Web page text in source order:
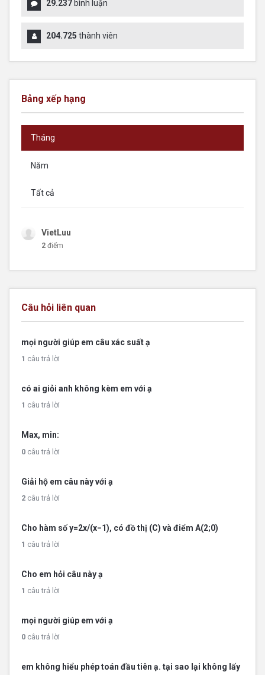
29.237 bình luận
204.725 thành viên
Bảng xếp hạng
Tháng
Năm
Tất cả
VietLuu
2 điểm
Câu hỏi liên quan
mọi người giúp em câu xác suất ạ
1 câu trả lời
có ai giỏi anh không kèm em với ạ
1 câu trả lời
Max, min:
0 câu trả lời
Giải hộ em câu này với ạ
2 câu trả lời
Cho hàm số y=2x/(x−1), có đồ thị (C) và điểm A(2;0)
1 câu trả lời
Cho em hỏi câu này ạ
1 câu trả lời
mọi người giúp em với ạ
0 câu trả lời
em không hiểu phép toán đầu tiên ạ. tại sao lại không lấy